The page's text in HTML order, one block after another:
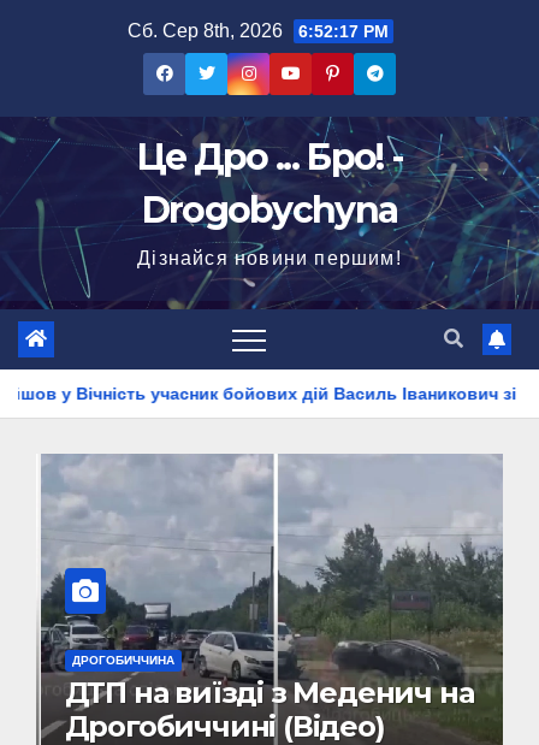
Сб. Сер 8th, 2026 6:52:19 PM
Це Дро ... Бро! -
Drogobychyna
Дізнайся новини першим!
дій Василь Іваникович зі Станилі ДТП на
ДРОГОБИЧЧИНА
ДТП на виїзді з Меденич на
Дрогобиччині (Відео)